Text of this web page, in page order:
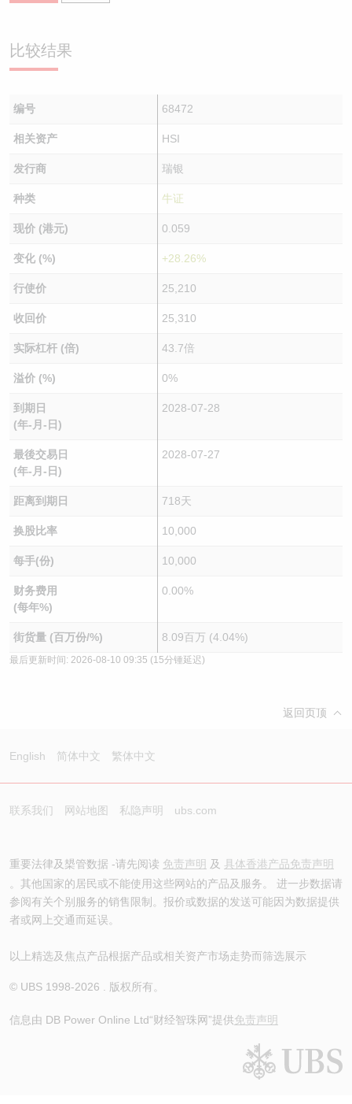
比较结果
编号 68472
相关资产 HSI
发行商 瑞银
种类 牛证
现价 (港元) 0.059
变化 (%) +28.26%
行使价 25,210
收回价 25,310
实际杠杆 (倍) 43.7倍
溢价 (%) 0%
到期日
(年-月-日)
2028-07-28
最後交易日
(年-月-日)
2028-07-27
距离到期日 718天
换股比率 10,000
每手(份) 10,000
财务费用
(每年%)
0.00%
街货量 (百万份/%) 8.09百万 (4.04%)
最后更新时间: 2026-08-10 09:35 (15分锺延迟)
返回页顶
English 简体中文 繁体中文
联系我们 网站地图 私隐声明 ubs.com
重要法律及槼管数据 -请先阅读 免责声明 及 具体香港产品免责声明
。其他国家的居民或不能使用这些网站的产品及服务。 进一步数据请
参阅有关个别服务的销售限制。报价或数据的发送可能因为数据提供
者或网上交通而延误。
以上精选及焦点产品根据产品或相关资产市场走势而筛选展示
© UBS 1998-2026 . 版权所有。
信息由 DB Power Online Ltd“财经智珠网”提供免责声明